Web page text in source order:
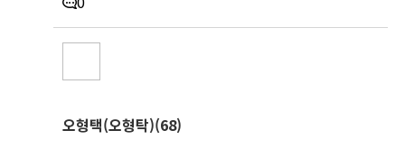
오형택(오형탁)(68)